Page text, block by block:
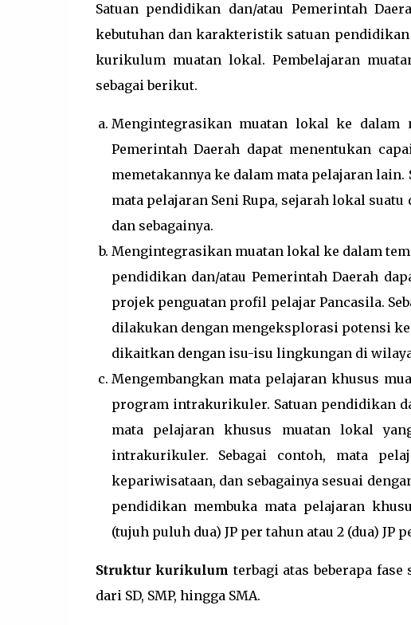
Satuan pendidikan dan/atau Pemerintah
kebutuhan dan karakteristik satuan
kurikulum muatan lokal. Pembelajaran
sebagai berikut.
Mengintegrasikan muatan lokal ke dalam
Pemerintah Daerah dapat menentukan
memetakannya ke dalam mata pelajaran
mata pelajaran Seni Rupa, sejarah lokal
dan sebagainya.
Mengintegrasikan muatan lokal ke dalam
pendidikan dan/atau Pemerintah Daerah
projek penguatan profil pelajar Pancasila.
dilakukan dengan mengeksplorasi potensi
dikaitkan dengan isu-isu lingkungan di
Mengembangkan mata pelajaran khusus
program intrakurikuler. Satuan pendidikan
mata pelajaran khusus muatan lokal
intrakurikuler. Sebagai contoh, mata
kepariwisataan, dan sebagainya sesuai
pendidikan membuka mata pelajaran
(tujuh puluh dua) JP per tahun atau 2 (dua) JP
Struktur kurikulum terbagi atas beberapa
dari SD, SMP, hingga SMA.